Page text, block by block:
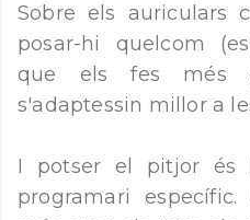
Sobre els auriculars
posar-hi quelcom
que els fes més
s'adaptessin millor a
I potser el pitjor és
programari